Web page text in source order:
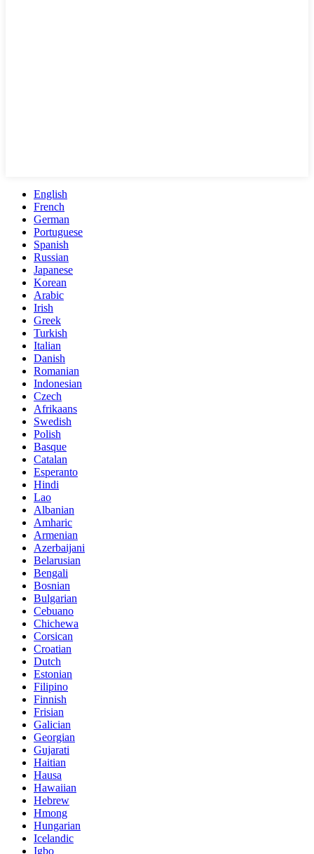
English
French
German
Portuguese
Spanish
Russian
Japanese
Korean
Arabic
Irish
Greek
Turkish
Italian
Danish
Romanian
Indonesian
Czech
Afrikaans
Swedish
Polish
Basque
Catalan
Esperanto
Hindi
Lao
Albanian
Amharic
Armenian
Azerbaijani
Belarusian
Bengali
Bosnian
Bulgarian
Cebuano
Chichewa
Corsican
Croatian
Dutch
Estonian
Filipino
Finnish
Frisian
Galician
Georgian
Gujarati
Haitian
Hausa
Hawaiian
Hebrew
Hmong
Hungarian
Icelandic
Igbo